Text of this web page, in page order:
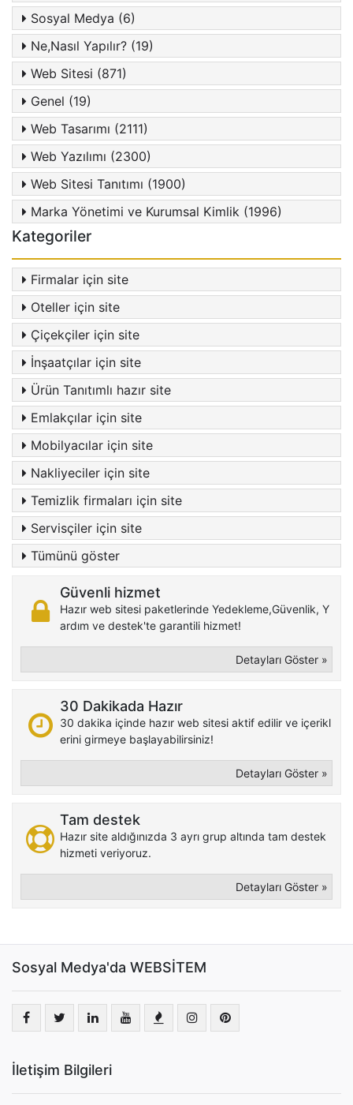
Sosyal Medya (6)
Ne,Nasıl Yapılır? (19)
Web Sitesi (871)
Genel (19)
Web Tasarımı (2111)
Web Yazılımı (2300)
Web Sitesi Tanıtımı (1900)
Marka Yönetimi ve Kurumsal Kimlik (1996)
Kategoriler
Firmalar için site
Oteller için site
Çiçekçiler için site
İnşaatçılar için site
Ürün Tanıtımlı hazır site
Emlakçılar için site
Mobilyacılar için site
Nakliyeciler için site
Temizlik firmaları için site
Servisçiler için site
Tümünü göster
Güvenli hizmet
Hazır web sitesi paketlerinde Yedekleme,Güvenlik, Y
ardım ve destek'te garantili hizmet!
Detayları Göster »
30 Dakikada Hazır
30 dakika içinde hazır web sitesi aktif edilir ve içerikl
erini girmeye başlayabilirsiniz!
Detayları Göster »
Tam destek
Hazır site aldığınızda 3 ayrı grup altında tam destek
hizmeti veriyoruz.
Detayları Göster »
Sosyal Medya'da WEBSİTEM
İletişim Bilgileri